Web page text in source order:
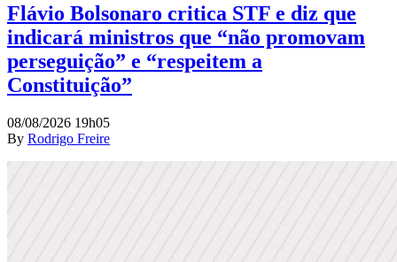
Flávio Bolsonaro critica STF e diz que
indicará ministros que “não promovam
perseguição” e “respeitem a
Constituição”
08/08/2026 19h05
By Rodrigo Freire